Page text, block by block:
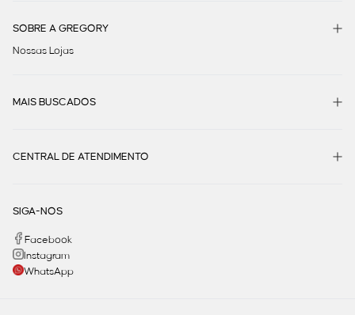
SOBRE A GREGORY
Nossas Lojas
MAIS BUSCADOS
CENTRAL DE ATENDIMENTO
SIGA-NOS
Facebook
Instagram
WhatsApp